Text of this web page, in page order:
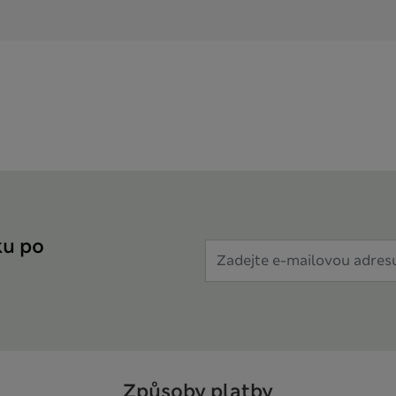
po
Způsoby platby